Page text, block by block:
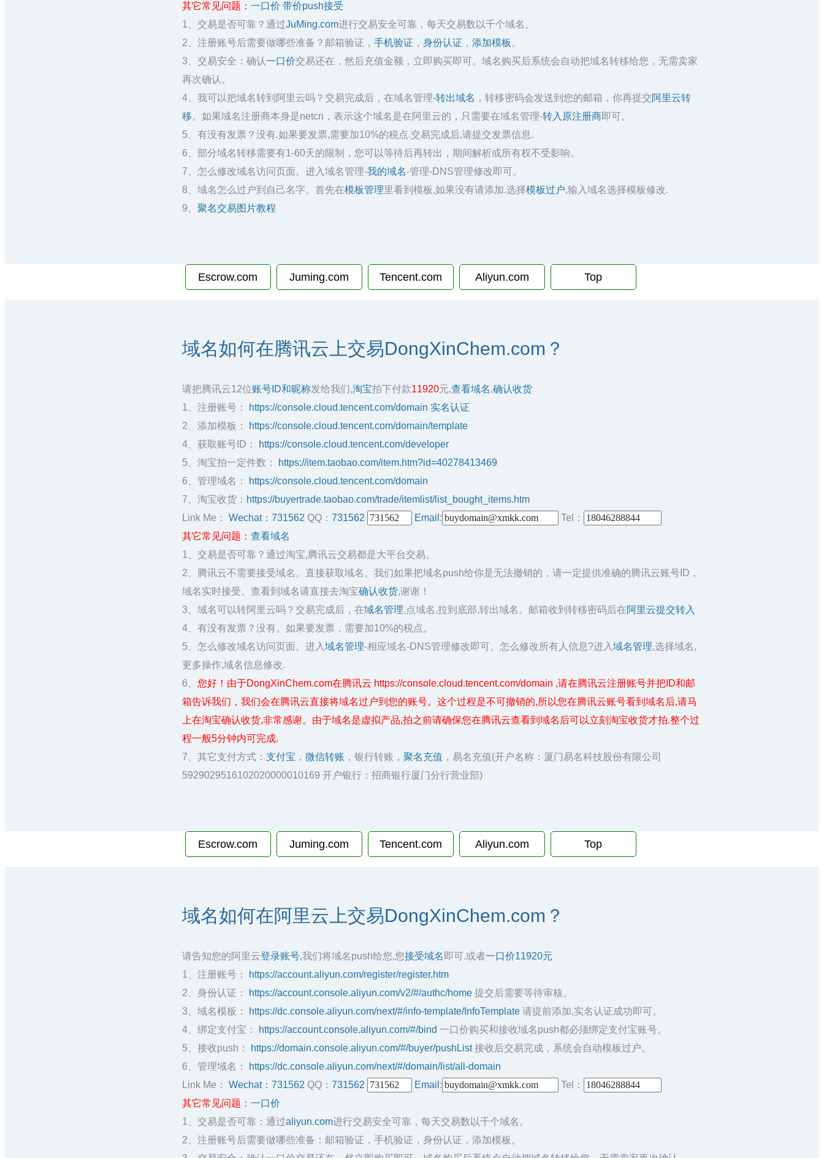
其它常见问题： 一口价 带价push接受
1、交易是否可靠？通过JuMing.com进行交易安全可靠，每天交易数以千个域名。
2、注册账号后需要做哪些准备？邮箱验证， 手机验证 ， 身份认证 ， 添加模板 。
3、交易安全：确认一口价交易还在，然后充值金额，立即购买即可。域名购买后系统会自动把域名转移给您，无需卖家
再次确认。
4、我可以把域名转到阿里云吗？交易完成后，在域名管理-转出域名 ，转移密码会发送到您的邮箱，你再提交阿里云转
移。如果域名注册商本身是netcn，表示这个域名是在阿里云的，只需要在域名管理-转入原注册商即可。
5、有没有发票？没有.如果要发票,需要加10%的税点.交易完成后,请提交发票信息.
6、部分域名转移需要有1-60天的限制，您可以等待后再转出，期间解析或所有权不受影响。
7、怎么修改域名访问页面。进入域名管理-我的域名-管理-DNS管理修改即可。
8、域名怎么过户到自己名字。首先在模板管理里看到模板,如果没有请添加.选择模板过户,输入域名选择模板修改.
9、 聚名交易图片教程
Escrow.com Juming.com Tencent.com Aliyun.com Top
域名如何在腾讯云上交易DongXinChem.com？
请把腾讯云12位账号ID和昵称发给我们,淘宝拍下付款11920元,查看域名,确认收货
1、注册账号：
https://console.cloud.tencent.com/domain 实名认证
2、添加模板：
https://console.cloud.tencent.com/domain/template
4、获取账号ID：
https://console.cloud.tencent.com/developer
5、淘宝拍一定件数：
https://item.taobao.com/item.htm?id=40278413469
6、管理域名：
https://console.cloud.tencent.com/domain
7、淘宝收货： https://buyertrade.taobao.com/trade/itemlist/list_bought_items.htm
Link Me： Wechat：731562 QQ： 731562 Email :
Tel：
其它常见问题： 查看域名
1、交易是否可靠？通过淘宝,腾讯云交易都是大平台交易。
2、腾讯云不需要接受域名。直接获取域名。我们如果把域名push给你是无法撤销的，请一定提供准确的腾讯云账号ID，
域名实时接受。查看到域名请直接去淘宝确认收货,谢谢！
3、域名可以转阿里云吗？交易完成后，在域名管理,点域名,拉到底部,转出域名。邮箱收到转移密码后在阿里云提交转入
4、有没有发票？没有。如果要发票，需要加10%的税点。
5、怎么修改域名访问页面。进入域名管理-相应域名-DNS管理修改即可。怎么修改所有人信息?进入域名管理,选择域名,
更多操作,域名信息修改.
6、 您好！由于DongXinChem.com在腾讯云 https://console.cloud.tencent.com/domain ,请在腾讯云注册账号并把ID和邮
箱告诉我们，我们会在腾讯云直接将域名过户到您的账号。这个过程是不可撤销的,所以您在腾讯云账号看到域名后,请马
上在淘宝确认收货,非常感谢。由于域名是虚拟产品,拍之前请确保您在腾讯云查看到域名后可以立刻淘宝收货才拍.整个过
程一般5分钟内可完成.
7、其它支付方式： 支付宝 ， 微信转账 ，银行转账， 聚名充值 ，易名充值(开户名称：厦门易名科技股份有限公司
5929029516102020000010169 开户银行：招商银行厦门分行营业部)
Escrow.com Juming.com Tencent.com Aliyun.com Top
域名如何在阿里云上交易DongXinChem.com？
请告知您的阿里云登录账号,我们将域名push给您,您接受域名 即可.或者一口价11920元
1、注册账号：
https://account.aliyun.com/register/register.htm
2、身份认证：
https://account.console.aliyun.com/v2/#/authc/home 提交后需要等待审核。
3、域名模板：
https://dc.console.aliyun.com/next/#/info-template/InfoTemplate 请提前添加,实名认证成功即可。
4、绑定支付宝：
https://account.console.aliyun.com/#/bind 一口价购买和接收域名push都必须绑定支付宝账号。
5、接收push：
https://domain.console.aliyun.com/#/buyer/pushList接收后交易完成，系统会自动模板过户。
6、管理域名：
https://dc.console.aliyun.com/next/#/domain/list/all-domain
Link Me： Wechat：731562 QQ： 731562 Email :
Tel：
其它常见问题： 一口价
1、交易是否可靠：通过aliyun.com进行交易安全可靠，每天交易数以千个域名。
2、注册账号后需要做哪些准备：邮箱验证，手机验证，身份认证，添加模板。